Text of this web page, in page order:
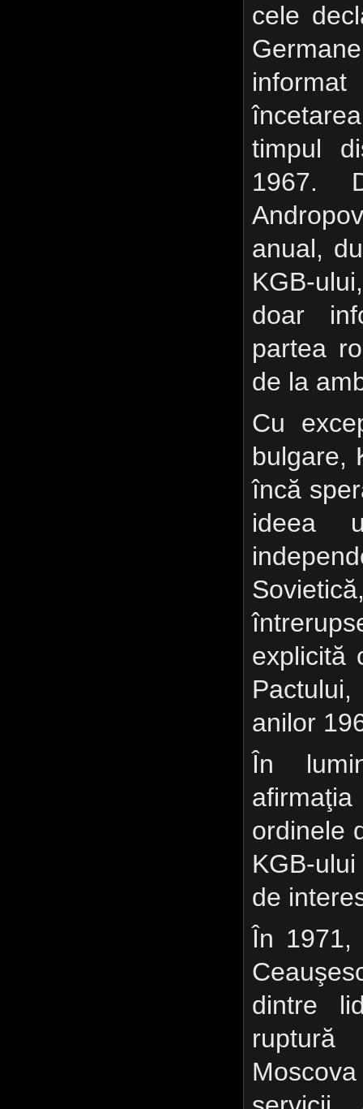
cele
timpul
1967.
anual,
KGB-
doar
partea
de la
Cu
bulgare,
încă
ideea
explicită
anilor
În
ordinele
KGB-
de
În 1971,
dintre